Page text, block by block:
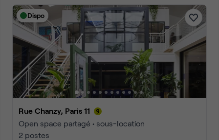
Dispo
Rue Chanzy, Paris 11
Open space partagé • sous-location
2 postes